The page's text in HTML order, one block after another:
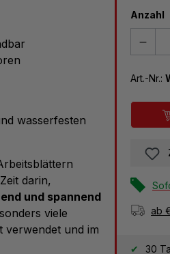
Anzahl
Art.-Nr.:
ab
30
wasserfesten
darin,
und spannend
viele
und im